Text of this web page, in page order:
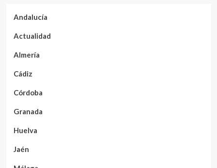
Andalucía
Actualidad
Almería
Cádiz
Córdoba
Granada
Huelva
Jaén